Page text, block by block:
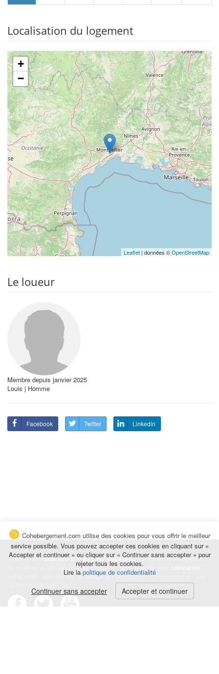
Localisation du logement
+
−
Leaflet | données ©OpenStreetMap
Le loueur
Membre depuis janvier 2025
Louis | Homme
Facebook Twitter Linkedin
Trouvez unechambre à louer chez l'habitantà la nuitée, à la semaine,
au mois ou à l'année pour de courts et longs séjours, une
temporaire : des études, un stage, un déplacement professionnel, une
Cohebergement.com utilise des cookies pour vous offrir le meilleur
service possible. Vous pouvez accepter ces cookies en cliquant sur «
Accepter et continuer » ou cliquer sur « Continuer sans accepter » pour
rejeter tous les cookies.
Lire la politique de confidentialité
Continuer sans accepter Accepter et continuer